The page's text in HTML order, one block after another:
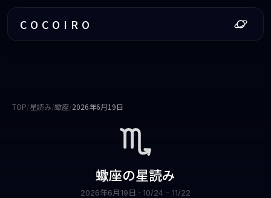
COCOIRO
TOP/星読み/蠍座/2026年6月19日
蠍座の星読み
2026年6月19日 · 10/24 - 11/22